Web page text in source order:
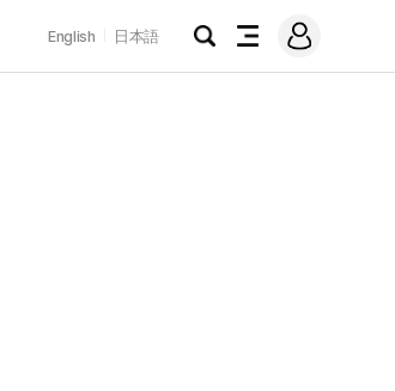
English 日本語
검
전
메
그